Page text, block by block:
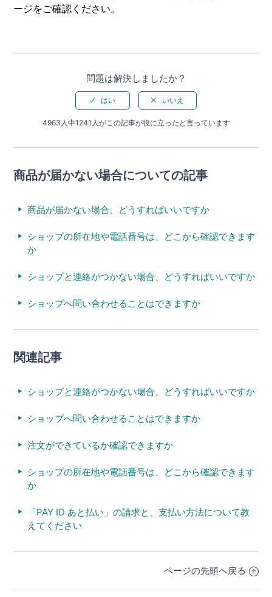
ージをご確認ください。
問題は解決しましたか？
4963人中1241人がこの記事が役に立ったと言っています
商品が届かない場合についての記事
商品が届かない場合、どうすればいいですか
ショップの所在地や電話番号は、どこから確認できます
か
ショップと連絡がつかない場合、どうすればいいですか
ショップへ問い合わせることはできますか
関連記事
ショップと連絡がつかない場合、どうすればいいですか
ショップへ問い合わせることはできますか
注文ができているか確認できますか
ショップの所在地や電話番号は、どこから確認できます
か
「PAY ID あと払い」の請求と、支払い方法について教
えてください
ページの先頭へ戻る